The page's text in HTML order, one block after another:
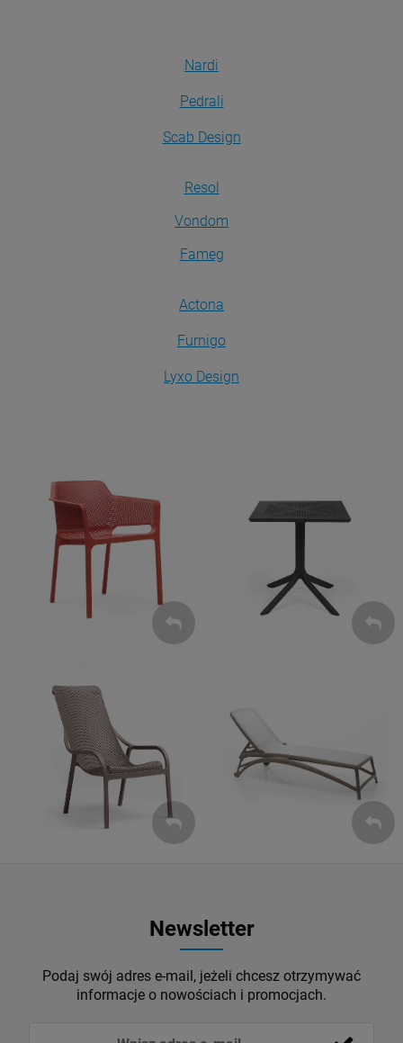
Nardi
Pedrali
Scab Design
Resol
Vondom
Fameg
Actona
Furnigo
Lyxo Design
ZOBACZ ZOBACZ
Newsletter
Podaj swój adres e-mail, jeżeli chcesz otrzymywać
informacje o nowościach i promocjach.